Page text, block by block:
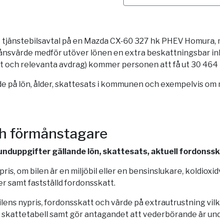
på en Mazda CX-60 327 hk PHEV
medför utöver lönen en extra beskattningsbar
relevanta avdrag) kommer personen att få ut 30
på lön, ålder, skattesats i kommunen och exempelvis
förmånstagare
gällande lön, skattesats, aktuell
om bilen är en miljöbil eller en bensinslukare,
samt fastställd fordonsskatt.
nypris, fordonsskatt och värde på extrautrustning
samt gör antagandet att vederbörande är